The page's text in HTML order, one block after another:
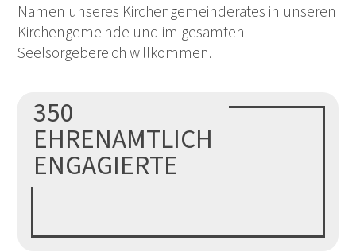
Namen unseres Kirchengemeinderates in unseren
Kirchengemeinde und im gesamten
Seelsorgebereich willkommen.
350
EHRENAMTLICH
ENGAGIERTE
Mehr